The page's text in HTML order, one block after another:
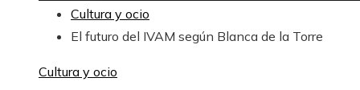
Cultura y ocio
El futuro del IVAM según Blanca de la Torre
Cultura y ocio